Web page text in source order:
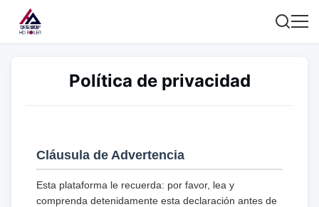
Política de privacidad
Cláusula de Advertencia
Esta plataforma le recuerda: por favor, lea y
comprenda detenidamente esta declaración antes de